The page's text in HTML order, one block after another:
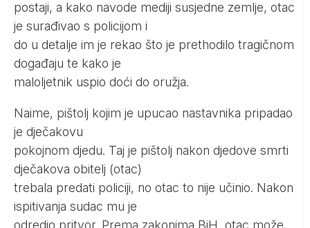
postaji, a kako navode mediji susjedne zemlje, otac
je surađivao s policijom i
do u detalje im je rekao što je prethodilo tragičnom
događaju te kako je
maloljetnik uspio doći do oružja.
Naime, pištolj kojim je upucao nastavnika pripadao
je dječakovu
pokojnom djedu. Taj je pištolj nakon djedove smrti
dječakova obitelj (otac)
trebala predati policiji, no otac to nije učinio. Nakon
ispitivanja sudac mu je
odredio pritvor. Prema zakonima BiH, otac može